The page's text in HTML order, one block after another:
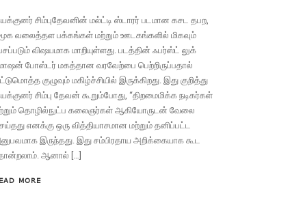
சிம்புதேவனின் மல்ட்டி ஸ்டாரர் படமான கசட தபற,
வலைத்தள பக்கங்கள் மற்றும் ஊடகங்களில் மிகவும்
விஷயமாக மாறியுள்ளது. படத்தின் ஃபர்ஸ்ட் லுக்
போஸ்டர் மகத்தான வரவேற்பை பெற்றிருப்பதால்
குழுவும் மகிழ்ச்சியில் இருக்கிறது. இது குறித்து
சிம்பு தேவன் கூறும்போது, “திறமைமிக்க நடிகர்கள்
தொழில்நுட்ப கலைஞர்கள் ஆகியோருடன் வேலை
எனக்கு ஒரு வித்தியாசமான மற்றும் தனிப்பட்ட
இருந்தது. இது சம்பிரதாய அறிக்கையாக கூட
ஆனால் […]
MORE